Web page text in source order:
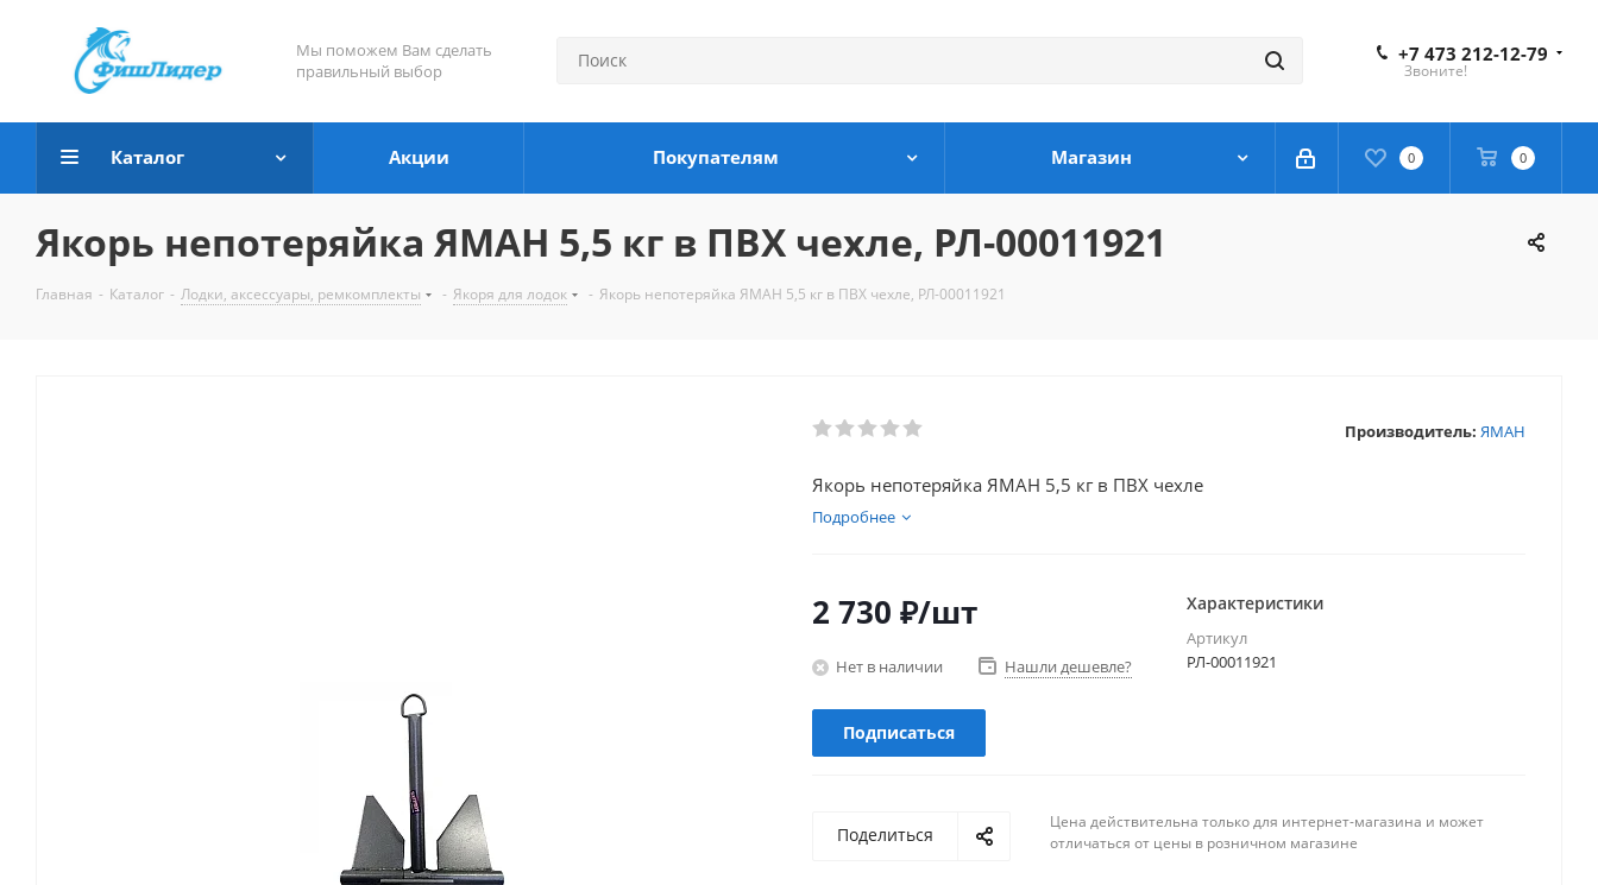
Мы поможем Вам сделать
правильный выбор
+7 473 212-12-79
Звоните!
0 0
Каталог Акции Покупателям Магазин
Якорь непотеряйка ЯМАН 5,5 кг в ПВХ чехле, РЛ-00011921
Главная - Каталог - Лодки, аксессуары, ремкомплекты - Якоря для лодок - Якорь непотеряйка ЯМАН 5,5 кг в ПВХ чехле, РЛ-00011921
Производитель: ЯМАН
Якорь непотеряйка ЯМАН 5,5 кг в ПВХ чехле
Подробнее
2 730 ₽/шт
Нет в наличии Нашли дешевле?
Подписаться
Характеристики
Артикул
РЛ-00011921
Поделиться
Цена действительна только для интернет-магазина и может
отличаться от цены в розничном магазине